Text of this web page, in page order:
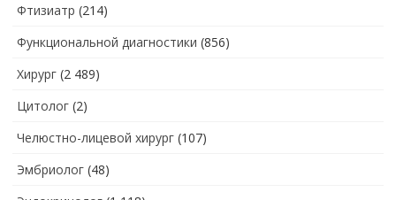
Фтизиатр (214)
Функциональной диагностики (856)
Хирург (2 489)
Цитолог (2)
Челюстно-лицевой хирург (107)
Эмбриолог (48)